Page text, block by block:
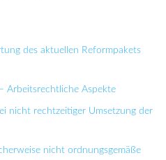
des aktuellen Reformpakets
Arbeitsrechtliche Aspekte
nicht rechtzeitiger Umsetzung der
nicht ordnungsgemäße